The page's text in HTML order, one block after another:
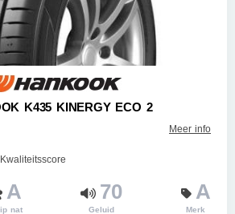
K435 KINERGY ECO 2
Meer info
Kwaliteitsscore
A
nat
70
Geluid
A
Merk